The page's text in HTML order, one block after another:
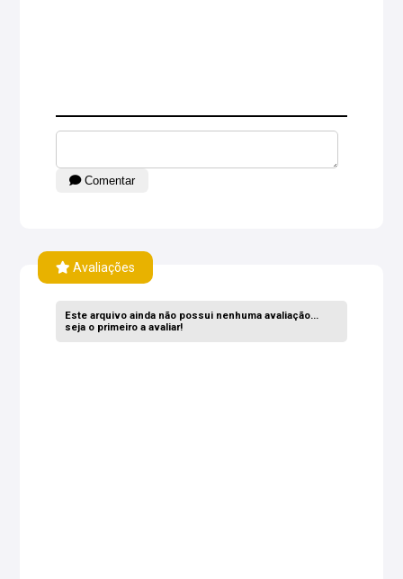
Comentar
Avaliações
Este arquivo ainda não possui nenhuma avaliação...
seja o primeiro a avaliar!